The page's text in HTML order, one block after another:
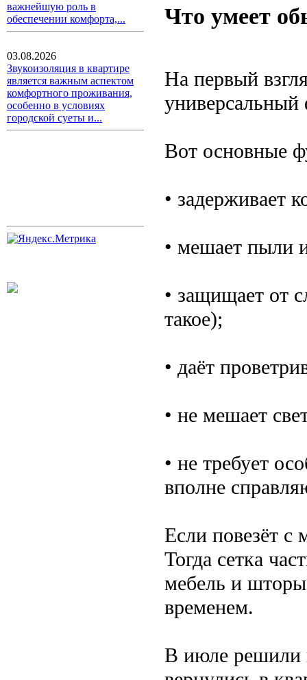
важнейшую роль в
обеспечении комфорта,...
03.08.2026
Звукоизоляция в квартире
является важным аспектом
комфортного проживания,
особенно в условиях
городской суеты и...
Что умеет
На первый
Вот основные
• задерживает
• мешает пыли
• защищает от
такое);
• даёт
• не мешает
• не требует
вполне
Если повезёт с
Тогда сетка
мебель и шторы
временем.
В июле решили